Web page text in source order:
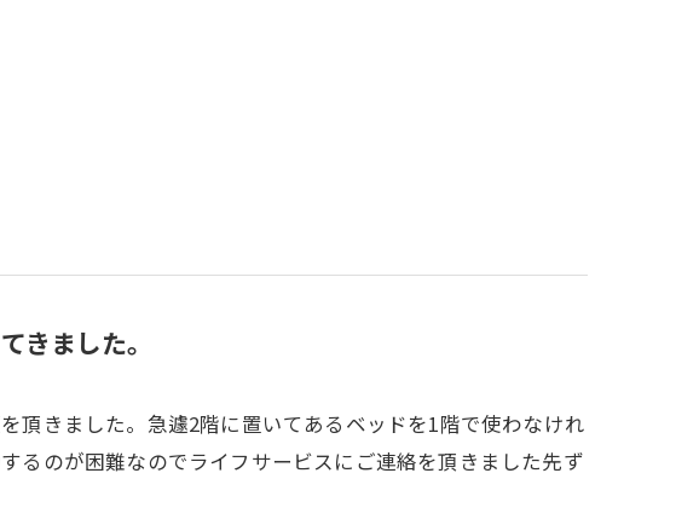
きました。
頂きました。急遽2階に置いてあるベッドを1階で使わなけれ
るのが困難なのでライフサービスにご連絡を頂きました先ず